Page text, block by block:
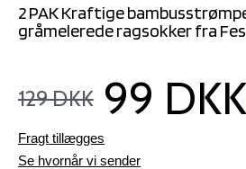
2 PAK Kraftige
gråmelerede ragsokker fra
129 DKK 99 DKK
Fragt tillægges
Se hvornår vi sender